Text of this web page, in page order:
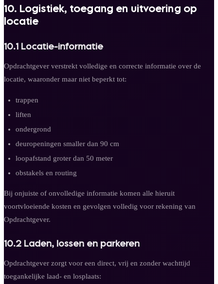
10. Logistiek, toegang en uitvoering op
locatie
10.1 Locatie-informatie
Opdrachtgever verstrekt volledige en correcte informatie over de
locatie, waaronder maar niet beperkt tot:
trappen
liften
ondergrond
deuropeningen smaller dan 90 cm
loopafstand groter dan 50 meter
obstakels en routing
Bij onjuiste of onvolledige informatie komen alle hieruit
voortvloeiende kosten en gevolgen volledig voor rekening van
Opdrachtgever.
10.2 Laden, lossen en parkeren
Opdrachtgever zorgt voor een direct, vrij en zonder wachttijd
toegankelijke laad- en losplaats: